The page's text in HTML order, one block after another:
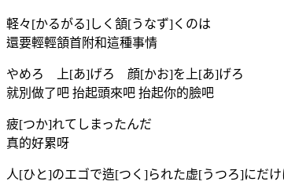
軽々[かるがる]しく頷[うなず]くのは
還要輕輕頷首附和這種事情
やめろ 上[あ]げろ 顔[かお]を上[あ]げろ
就別做了吧 抬起頭來吧 抬起你的臉吧
疲[つか]れてしまったんだ
真的好累呀
人[ひと]のエゴで造[つく]られた虚[うつろ]にだ